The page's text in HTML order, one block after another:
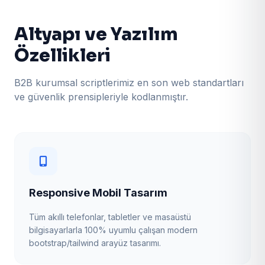
Altyapı ve Yazılım
Özellikleri
B2B kurumsal scriptlerimiz en son web standartları
ve güvenlik prensipleriyle kodlanmıştır.
Responsive Mobil Tasarım
Tüm akıllı telefonlar, tabletler ve masaüstü
bilgisayarlarla 100% uyumlu çalışan modern
bootstrap/tailwind arayüz tasarımı.